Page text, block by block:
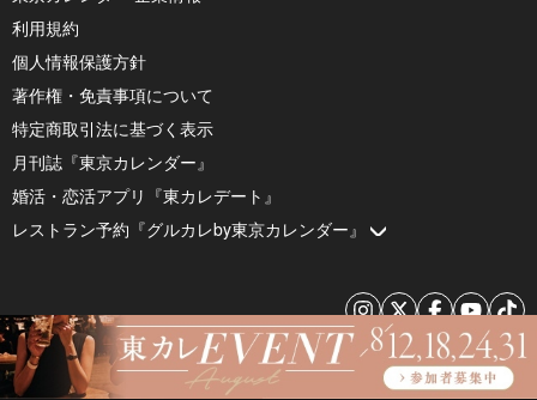
利用規約
個人情報保護方針
著作権・免責事項について
特定商取引法に基づく表示
月刊誌『東京カレンダー』
婚活・恋活アプリ『東カレデート』
レストラン予約『グルカレby東京カレンダー』
© 2026 by Tokyo Calendar, Inc.